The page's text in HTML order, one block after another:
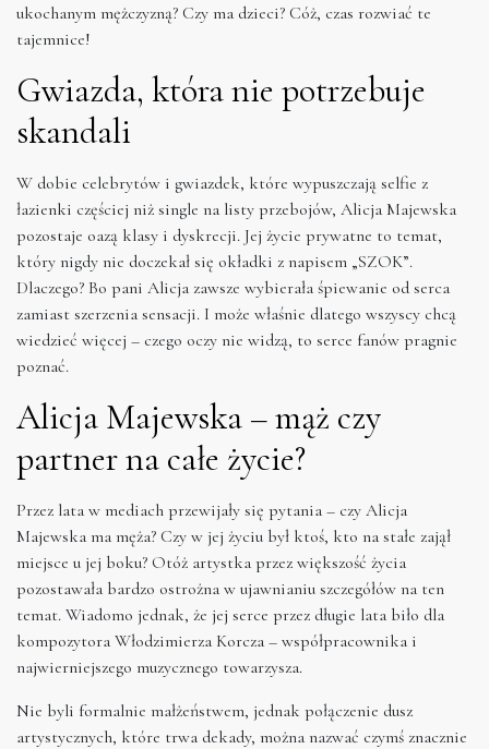
ukochanym mężczyzną? Czy ma dzieci? Cóż, czas rozwiać te
tajemnice!
Gwiazda, która nie potrzebuje
skandali
W dobie celebrytów i gwiazdek, które wypuszczają selfie z
łazienki częściej niż single na listy przebojów, Alicja Majewska
pozostaje oazą klasy i dyskrecji. Jej życie prywatne to temat,
który nigdy nie doczekał się okładki z napisem „SZOK”.
Dlaczego? Bo pani Alicja zawsze wybierała śpiewanie od serca
zamiast szerzenia sensacji. I może właśnie dlatego wszyscy chcą
wiedzieć więcej – czego oczy nie widzą, to serce fanów pragnie
poznać.
Alicja Majewska – mąż czy
partner na całe życie?
Przez lata w mediach przewijały się pytania – czy Alicja
Majewska ma męża? Czy w jej życiu był ktoś, kto na stałe zajął
miejsce u jej boku? Otóż artystka przez większość życia
pozostawała bardzo ostrożna w ujawnianiu szczegółów na ten
temat. Wiadomo jednak, że jej serce przez długie lata biło dla
kompozytora Włodzimierza Korcza – współpracownika i
najwierniejszego muzycznego towarzysza.
Nie byli formalnie małżeństwem, jednak połączenie dusz
artystycznych, które trwa dekady, można nazwać czymś znacznie